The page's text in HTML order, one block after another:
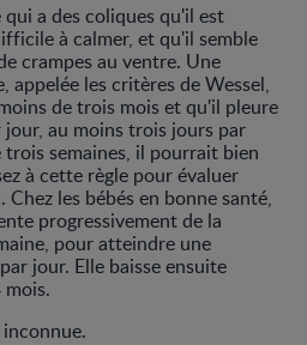
a des coliques qu'il est
à calmer, et qu'il semble
crampes au ventre. Une
les critères de Wessel,
de trois mois et qu'il pleure
au moins trois jours par
semaines, il pourrait bien
à cette règle pour évaluer
les bébés en bonne santé,
progressivement de la
pour atteindre une
jour. Elle baisse ensuite